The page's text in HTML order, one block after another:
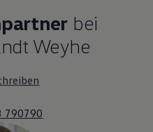
bei
Weyhe
790790